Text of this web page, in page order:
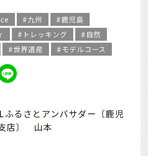
九州
鹿児島
トレッキング
自然
世界遺産 モデルコース
ふるさとアンバサダー〔鹿児
店〕 山本